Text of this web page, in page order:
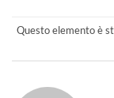
Questo elemento è